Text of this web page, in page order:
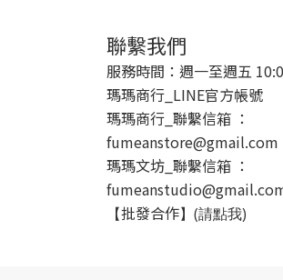
聯繫我們
服務時間：週一至週五
瑪瑪商行_LINE官方帳號
瑪瑪商行_聯繫信箱 ：
fumeanstore@gmail.com
瑪瑪文坊_聯繫信箱 ：
【批發合作】(請點我)